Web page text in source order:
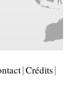
Crédits